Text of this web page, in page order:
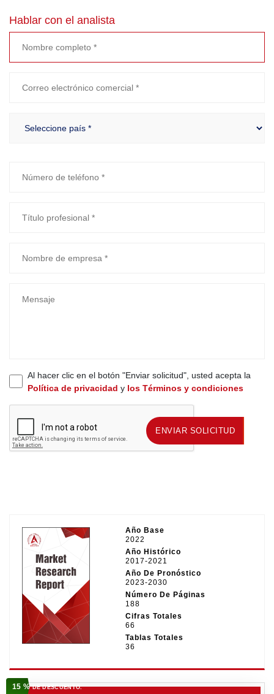
Hablar con el analista
Al hacer clic en el botón "Enviar solicitud", usted acepta la
Política de privacidad y los Términos y condiciones
ENVIAR SOLICITUD ENVIAR SOLICITUD
Año Base
2022
Año Histórico
2017-2021
Año De Pronóstico
2023-2030
Número De Páginas
188
Cifras Totales
66
Tablas Totales
36
15 %DE DESCUENTO.